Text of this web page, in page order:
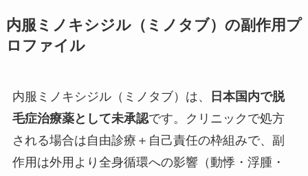
内服ミノキシジル（ミノタブ）の副作用プ
ロファイル
内服ミノキシジル（ミノタブ）は、
日本国内で脱
毛症治療薬として未承認です。クリニックで処方
される場合は自由診療＋自己責任の枠組みで、副
作用は外用より全身循環への影響（動悸・浮腫・